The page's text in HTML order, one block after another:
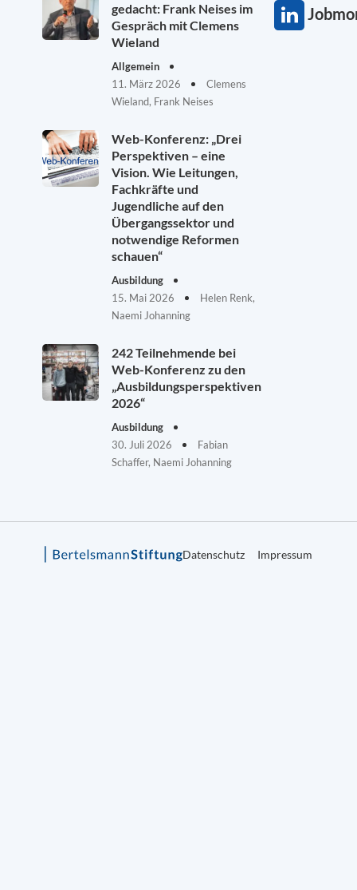
gedacht: Frank Neises im
Gespräch mit Clemens
Wieland
Allgemein
11. März 2026
Clemens
Wieland, Frank Neises
Web-Konferenz: „Drei
Perspektiven – eine
Vision. Wie Leitungen,
Fachkräfte und
Jugendliche auf den
Übergangssektor und
notwendige Reformen
schauen“
Ausbildung
15. Mai 2026
Helen Renk,
Naemi Johanning
242 Teilnehmende bei
Web-Konferenz zu den
„Ausbildungsperspektiven
2026“
Ausbildung
30. Juli 2026
Fabian
Schaffer, Naemi Johanning
Datenschutz Impressum